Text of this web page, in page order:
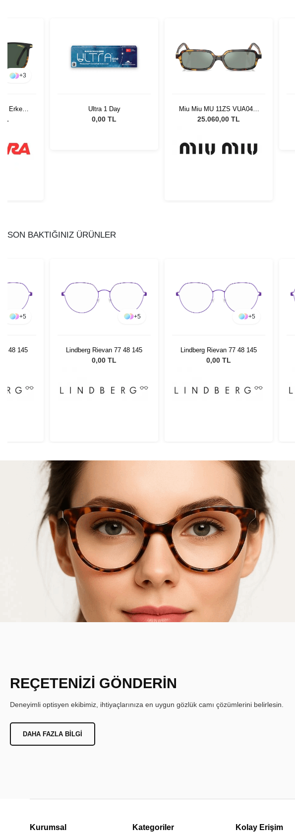
+3
Erkek
Ultra 1 Day
0,00 TL
Miu Miu MU 11ZS VUA04M
51 Kadın Güneş Gözlüğü
25.060,00 TL
SON BAKTIĞINIZ ÜRÜNLER
+5
48 145
+5
Lindberg Rievan 77 48 145
0,00 TL
+5
Lindberg Rievan 77 48 145
0,00 TL
REÇETENİZİ GÖNDERİN
Deneyimli optisyen ekibimiz, ihtiyaçlarınıza en uygun gözlük camı çözümlerini belirlesin.
DAHA FAZLA BILGI
Kurumsal Kategoriler Kolay Erişim